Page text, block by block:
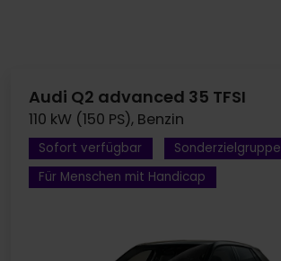
Audi Q2 advanced 35 TFSI
110 kW (150 PS), Benzin
Sofort verfügbar
Sonderzielgruppe
Für Menschen mit Handicap